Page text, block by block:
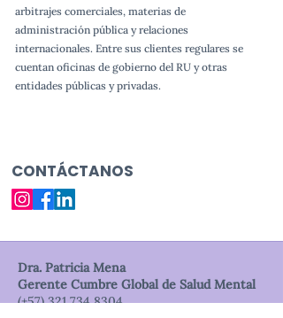
arbitrajes comerciales, materias de
administración pública y relaciones
internacionales. Entre sus clientes regulares se
cuentan oficinas de gobierno del RU y otras
entidades públicas y privadas.
CONTÁCTANOS
Dra. Patricia Mena
Gerente Cumbre Global de Salud Mental
(+57) 321 734 8304